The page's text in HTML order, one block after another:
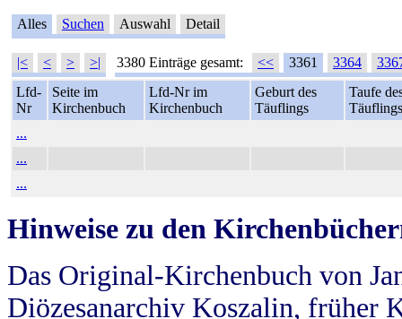
Alles Suchen Auswahl Detail
|< < > >| 3380 Einträge gesamt: << 3361 3364
Lfd-
Nr
Seite im
Kirchenbuch
Lfd-Nr im
Kirchenbuch
Geburt des
Täuflings
Taufe
Täuflings
...
...
...
Hinweise zu den
Das Original-Kirchenbuch von
Diözesanarchiv Koszalin, früher